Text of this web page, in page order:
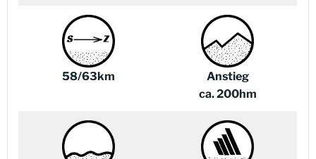
58/63km
Anstieg
ca. 200hm